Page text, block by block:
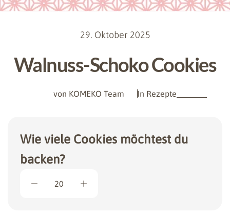
29. Oktober 2025
Walnuss-Schoko Cookies
von KOMEKO Team In Rezepte
Wie viele Cookies möchtest du
backen?
20